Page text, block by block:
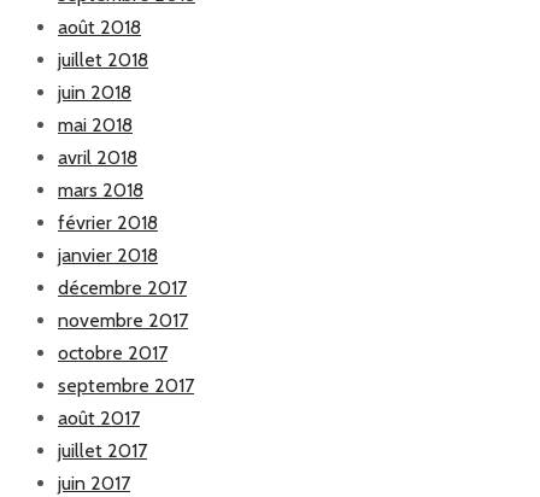
août 2018
juillet 2018
juin 2018
mai 2018
avril 2018
mars 2018
février 2018
janvier 2018
décembre 2017
novembre 2017
octobre 2017
septembre 2017
août 2017
juillet 2017
juin 2017